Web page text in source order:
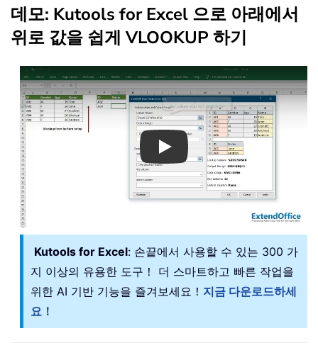
데모: Kutools for Excel 으로 아래에서
위로 값을 쉽게 VLOOKUP 하기
Play
Kutools for Excel: 손끝에서 사용할 수 있는 300 가
지 이상의 유용한 도구！ 더 스마트하고 빠른 작업을
위한 AI 기반 기능을 즐겨보세요！ 지금 다운로드하세
요！